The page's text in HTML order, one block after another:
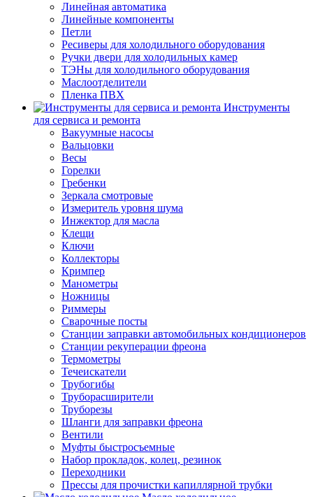
Линейная автоматика
Линейные компоненты
Петли
Ресиверы для холодильного оборудования
Ручки двери для холодильных камер
ТЭНы для холодильного оборудования
Маслоотделители
Пленка ПВХ
Инструменты
для сервиса и ремонта
Вакуумные насосы
Вальцовки
Весы
Горелки
Гребенки
Зеркала смотровые
Измеритель уровня шума
Инжектор для масла
Клещи
Ключи
Коллекторы
Кримпер
Манометры
Ножницы
Риммеры
Сварочные посты
Станции заправки автомобильных кондиционеров
Станции рекуперации фреона
Термометры
Течеискатели
Трубогибы
Труборасширители
Труборезы
Шланги для заправки фреона
Вентили
Муфты быстросъемные
Набор прокладок, колец, резинок
Переходники
Прессы для прочистки капиллярной трубки